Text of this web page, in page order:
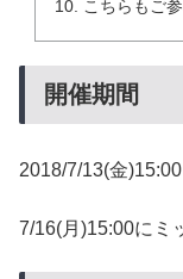
こちらもご
開催期間
2018/7/13(金
7/16(月)15:00にミ